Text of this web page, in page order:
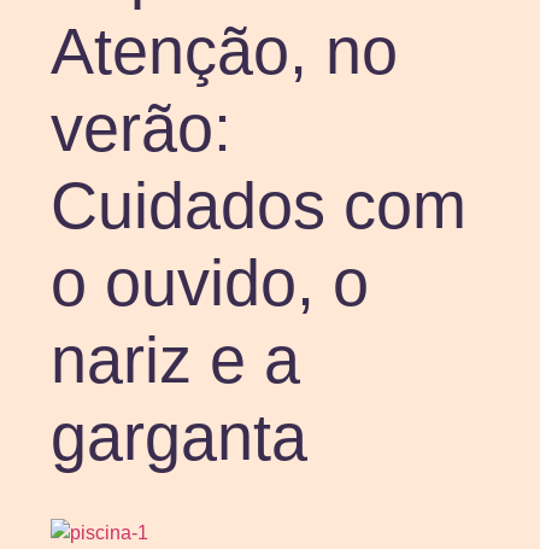
Atenção, no
verão:
Cuidados com
o ouvido, o
nariz e a
garganta